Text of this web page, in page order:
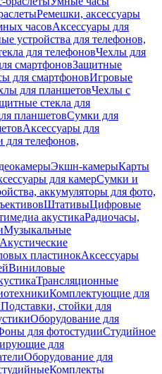
Ремешки, аксессуары
часовАксессуары для
устройства для телефонов,
для телефоновЧехлы для
смартфоновЗащитные
для смартфоновИгровые
для планшетовЧехлы с
стекла для
планшетовСумки для
Аксессуары для
для телефонов,
Экшн-камерыКарты
для камерСумки и
аккумуляторы для фото,
ШтативыЦифровые
акустикаРадиочасы,
Музыкальные
Акустические
пластинокАксессуары
Виниловые
Трансляционные
Комплектующие для
Подставки, стойки для
Оборудование для
для фотостудииСтудийное
для
Оборудование для
Комплекты